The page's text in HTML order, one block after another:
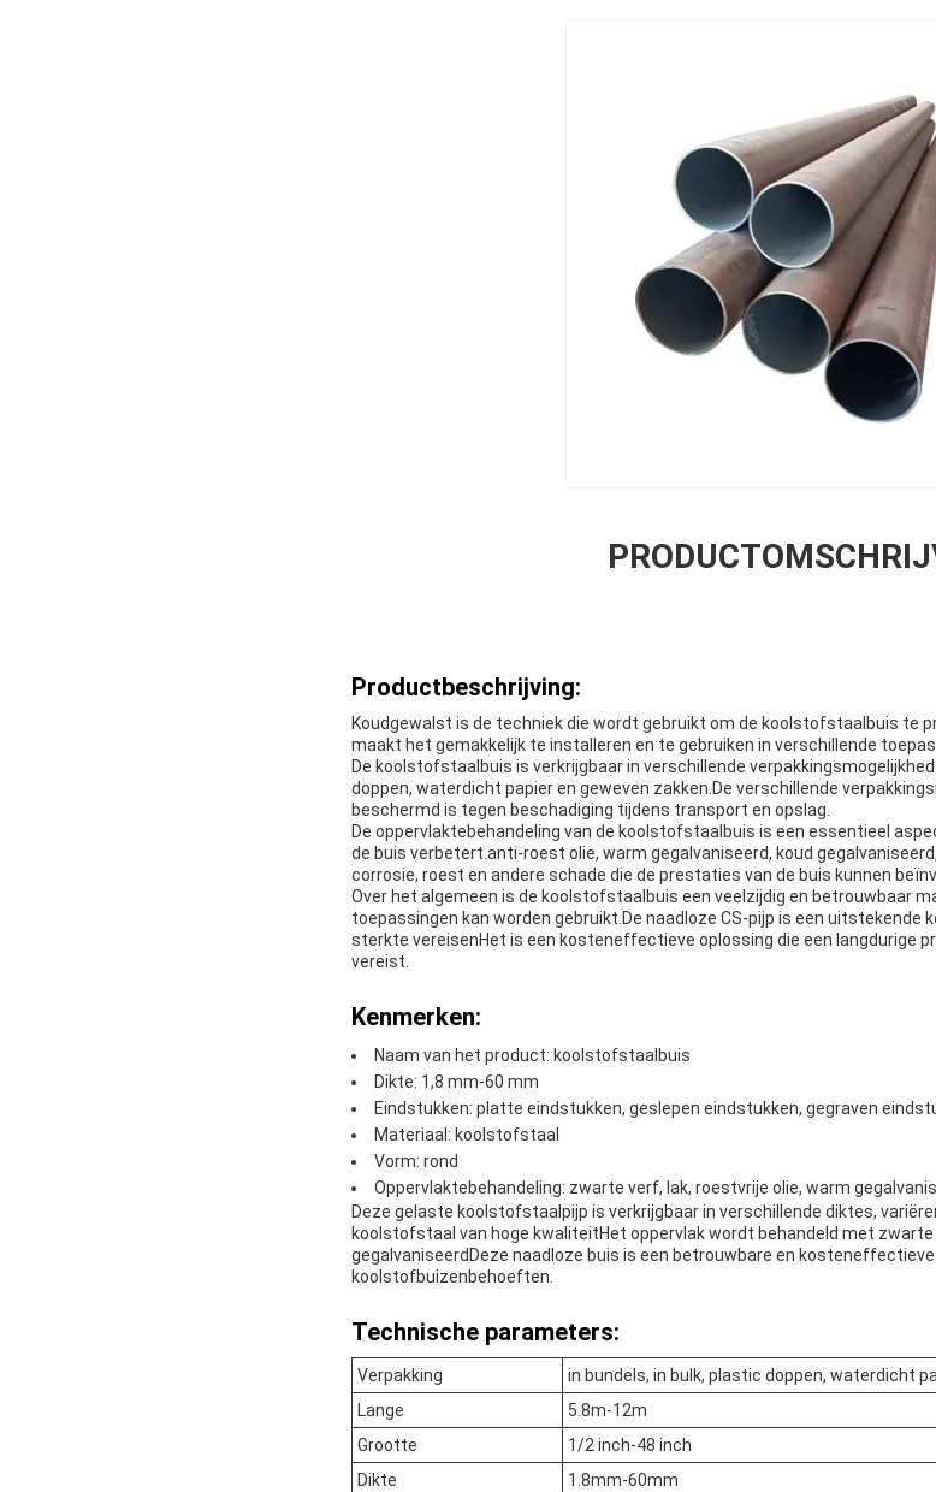
Productbeschrijving:
Koudgewalst is de techniek die wordt gebruikt om de koolstofstaalbuis te
maakt het gemakkelijk te installeren en te gebruiken in verschillende
De koolstofstaalbuis is verkrijgbaar in verschillende
doppen, waterdicht papier en geweven zakken.De verschillende
beschermd is tegen beschadiging tijdens transport en opslag.
De oppervlaktebehandeling van de koolstofstaalbuis is een essentieel
de buis verbetert.anti-roest olie, warm gegalvaniseerd, koud
corrosie, roest en andere schade die de prestaties van de buis kunnen
Over het algemeen is de koolstofstaalbuis een veelzijdig en betrouwbaar
toepassingen kan worden gebruikt.De naadloze CS-pijp is een uitstekende
sterkte vereisenHet is een kosteneffectieve oplossing die een langdurige
vereist.
Kenmerken:
Naam van het product: koolstofstaalbuis
Dikte: 1,8 mm-60 mm
Eindstukken: platte eindstukken, geslepen eindstukken, gegraven
Materiaal: koolstofstaal
Vorm: rond
Oppervlaktebehandeling: zwarte verf, lak, roestvrije olie, warm
Deze gelaste koolstofstaalpijp is verkrijgbaar in verschillende diktes,
koolstofstaal van hoge kwaliteitHet oppervlak wordt behandeld met
gegalvaniseerdDeze naadloze buis is een betrouwbare en
koolstofbuizenbehoeften.
Technische parameters:
Verpakking
in bundels, in bulk, plastic doppen, waterdicht
Lange
5.8m-12m
Grootte
1/2 inch-48 inch
Dikte
1.8mm-60mm